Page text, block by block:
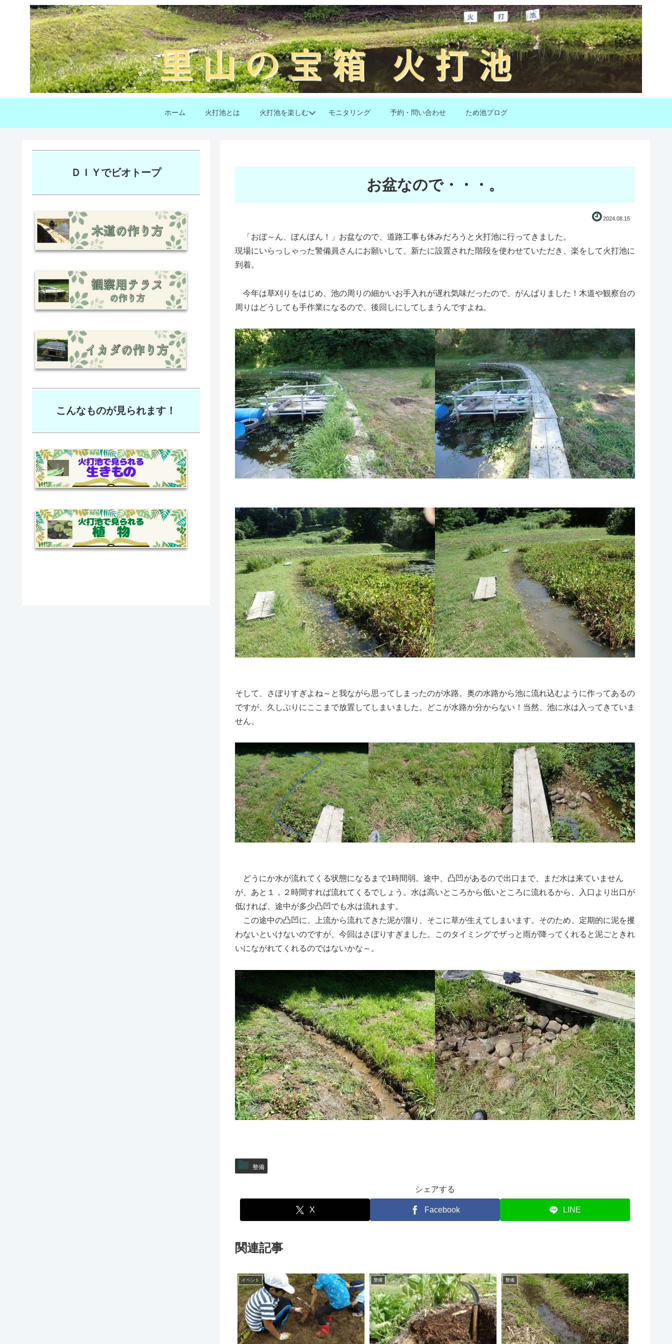
ホーム 火打池とは 火打池を楽しむ モニタリング 予約・問い合わせ ため池ブログ
お盆なので・・・。
2024.08.15
「おぼ～ん、ぼんぼん！」お盆なので、道路工事も休みだろうと火打池に行ってきました。
現場にいらっしゃった警備員さんにお願いして、新たに設置された階段を使わせていただき、楽をして火打池に
到着。
今年は草刈りをはじめ、池の周りの細かいお手入れが遅れ気味だったので、がんばりました！木道や観察台の
周りはどうしても手作業になるので、後回しにしてしまうんですよね。
そして、さぼりすぎよね～と我ながら思ってしまったのが水路。奥の水路から池に流れ込むように作ってあるの
ですが、久しぶりにここまで放置してしまいました。どこが水路か分からない！当然、池に水は入ってきていま
せん。
どうにか水が流れてくる状態になるまで1時間弱。途中、凸凹があるので出口まで、まだ水は来ていません
が、あと１，２時間すれば流れてくるでしょう。水は高いところから低いところに流れるから、入口より出口が
低ければ、途中が多少凸凹でも水は流れます。
この途中の凸凹に、上流から流れてきた泥が溜り、そこに草が生えてしまいます。そのため、定期的に泥を攫
わないといけないのですが、今回はさぼりすぎました。このタイミングでザっと雨が降ってくれると泥ごときれ
いにながれてくれるのではないかな～。
整備
シェアする
X Facebook LINE
関連記事
イベント 整備 整備
ＤＩＹでビオトープ
こんなものが見られます！